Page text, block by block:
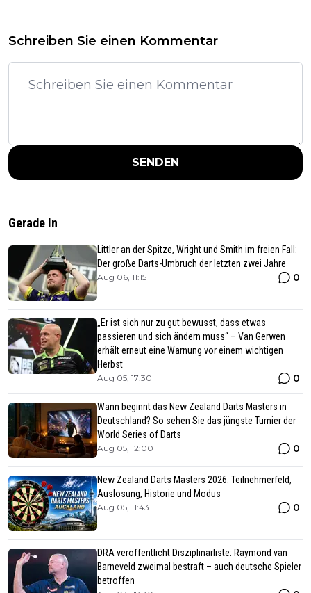
Schreiben Sie einen Kommentar
SENDEN
Gerade In
Littler an der Spitze, Wright und Smith im freien Fall:
Der große Darts-Umbruch der letzten zwei Jahre
Aug 06, 11:15 0
„Er ist sich nur zu gut bewusst, dass etwas
passieren und sich ändern muss“ – Van Gerwen
erhält erneut eine Warnung vor einem wichtigen
Herbst
Aug 05, 17:30 0
Wann beginnt das New Zealand Darts Masters in
Deutschland? So sehen Sie das jüngste Turnier der
World Series of Darts
Aug 05, 12:00 0
New Zealand Darts Masters 2026: Teilnehmerfeld,
Auslosung, Historie und Modus
Aug 05, 11:43 0
DRA veröffentlicht Disziplinarliste: Raymond van
Barneveld zweimal bestraft – auch deutsche Spieler
betroffen